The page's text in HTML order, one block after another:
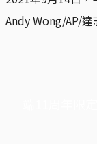
Andy Wong/AP/達